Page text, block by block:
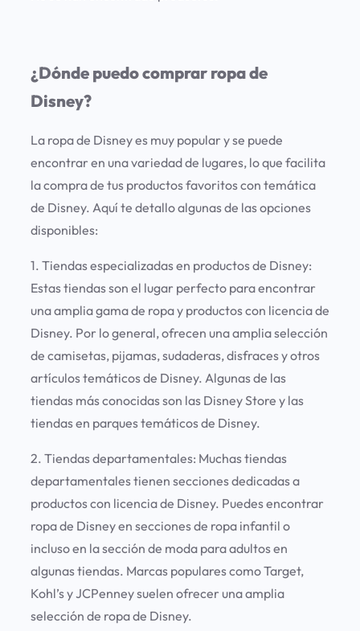
¿Dónde puedo comprar ropa de
Disney?
La ropa de Disney es muy popular y se puede
encontrar en una variedad de lugares, lo que facilita
la compra de tus productos favoritos con temática
de Disney. Aquí te detallo algunas de las opciones
disponibles:
1. Tiendas especializadas en productos de Disney:
Estas tiendas son el lugar perfecto para encontrar
una amplia gama de ropa y productos con licencia de
Disney. Por lo general, ofrecen una amplia selección
de camisetas, pijamas, sudaderas, disfraces y otros
artículos temáticos de Disney. Algunas de las
tiendas más conocidas son las Disney Store y las
tiendas en parques temáticos de Disney.
2. Tiendas departamentales: Muchas tiendas
departamentales tienen secciones dedicadas a
productos con licencia de Disney. Puedes encontrar
ropa de Disney en secciones de ropa infantil o
incluso en la sección de moda para adultos en
algunas tiendas. Marcas populares como Target,
Kohl’s y JCPenney suelen ofrecer una amplia
selección de ropa de Disney.